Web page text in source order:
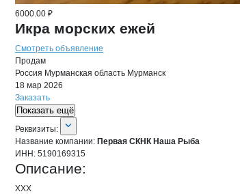
6000.00 ₽
Икра морских ежей
Смотреть объявление
Продам
Россия Мурманская область Мурманск
18 мар 2026
Заказать
Показать ещё
О компании
Реквизиты
Реквизиты:
Название компании: Первая СКНК Наша Рыба
ИНН: 5190169315
Описание:
ХХХ